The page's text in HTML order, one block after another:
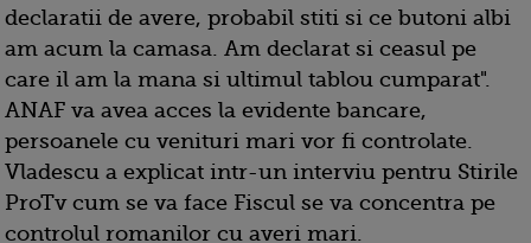
declaratii de avere, probabil stiti si ce butoni albi
am acum la camasa. Am declarat si ceasul pe
care il am la mana si ultimul tablou cumparat".
ANAF va avea acces la evidente bancare,
persoanele cu venituri mari vor fi controlate.
Vladescu a explicat intr-un interviu pentru Stirile
ProTv cum se va face Fiscul se va concentra pe
controlul romanilor cu averi mari.